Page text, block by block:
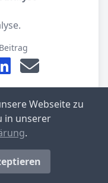
im Detail
Webseite zu
in unserer
.